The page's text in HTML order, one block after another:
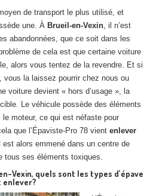
de transport le plus utilisé, et
une. À Brueil-en-Vexin, il n’est
abandonnées, que ce soit dans les
de cela est que certaine voiture
alors vous tentez de la revendre. Et si
vous la laissez pourrir chez nous ou
voiture devient « hors d’usage », la
Le véhicule possède des éléments
le moteur, ce qui est néfaste pour
que l’Épaviste-Pro 78 vient enlever
est alors emmené dans un centre de
tous ses éléments toxiques.
Vexin, quels sont les types d’épave
enlever?